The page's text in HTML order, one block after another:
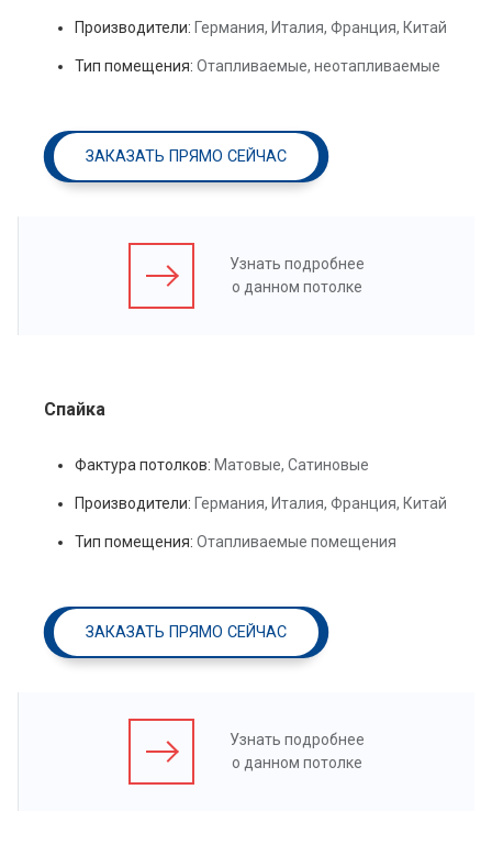
Производители: Германия, Италия, Франция, Китай
Тип помещения: Отапливаемые, неотапливаемые
ЗАКАЗАТЬ ПРЯМО СЕЙЧАС
Узнать подробнее
о данном потолке
Спайка
Фактура потолков: Матовые, Сатиновые
Производители: Германия, Италия, Франция, Китай
Тип помещения: Отапливаемые помещения
ЗАКАЗАТЬ ПРЯМО СЕЙЧАС
Узнать подробнее
о данном потолке